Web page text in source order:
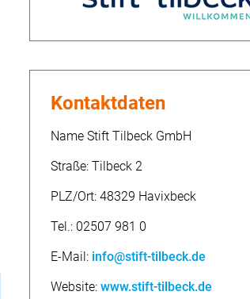
Kontaktdaten
Name Stift Tilbeck GmbH
Straße: Tilbeck 2
PLZ/Ort: 48329 Havixbeck
Tel.: 02507 981 0
E-Mail: info@stift-tilbeck.de
Website: www.stift-tilbeck.de